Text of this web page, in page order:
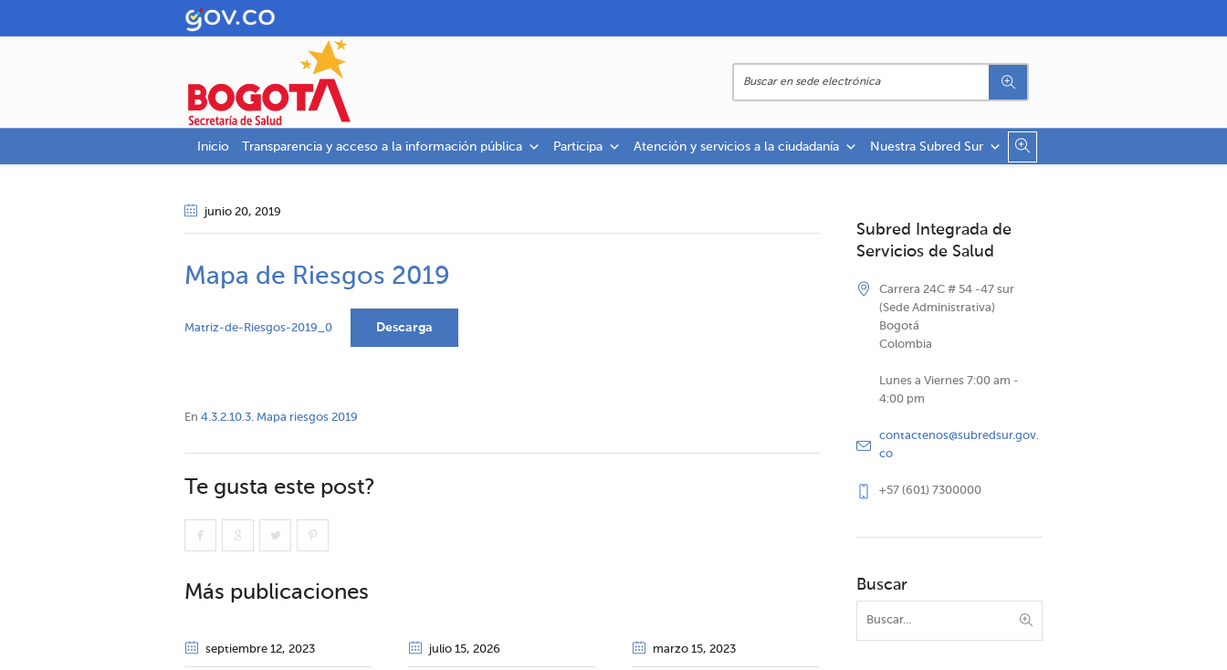
Inicio Transparencia y acceso a la información pública Participa Atención y servicios a la ciudadanía Nuestra Subred Sur
junio 20, 2019
Mapa de Riesgos 2019
Matriz-de-Riesgos-2019_0 Descarga
En 4.3.2.10.3. Mapa riesgos 2019
Te gusta este post?
Más publicaciones
septiembre 12, 2023 julio 15, 2026 marzo 15, 2023
Subred Integrada de
Servicios de Salud
Carrera 24C # 54 -47 sur
(Sede Administrativa)
Bogotá
Colombia
Lunes a Viernes 7:00 am -
4:00 pm
contactenos@subredsur.gov.
co
+57 (601) 7300000
Buscar